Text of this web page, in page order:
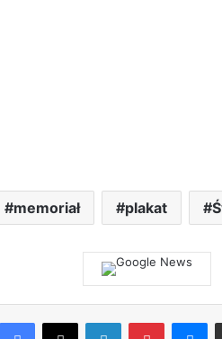
memoriał plakat
Facebook
X LinkedInPinterest